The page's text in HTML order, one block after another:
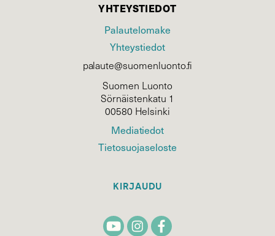
YHTEYSTIEDOT
Palautelomake
Yhteystiedot
palaute@suomenluonto.fi
Suomen Luonto
Sörnäistenkatu 1
00580 Helsinki
Mediatiedot
Tietosuojaseloste
KIRJAUDU